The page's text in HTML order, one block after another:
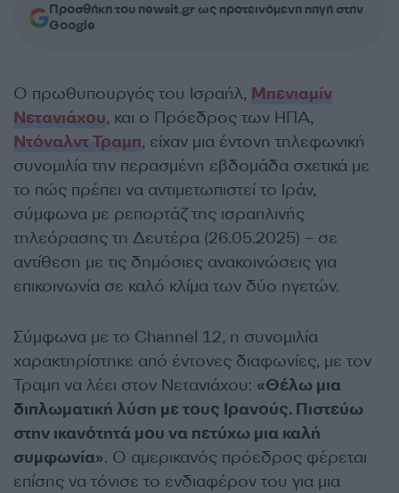
Προσθήκη του newsit.gr ως προτεινόμενη πηγή στην
Google
Ο πρωθυπουργός του Ισραήλ, Μπενιαμίν
Νετανιάχου, και ο Πρόεδρος των ΗΠΑ,
Ντόναλντ Τραμπ, είχαν μια έντονη τηλεφωνική
συνομιλία την περασμένη εβδομάδα σχετικά με
το πώς πρέπει να αντιμετωπιστεί το Ιράν,
σύμφωνα με ρεπορτάζ της ισραηλινής
τηλεόρασης τη Δευτέρα (26.05.2025) – σε
αντίθεση με τις δημόσιες ανακοινώσεις για
επικοινωνία σε καλό κλίμα των δύο ηγετών.
Σύμφωνα με το Channel 12, η συνομιλία
χαρακτηρίστηκε από έντονες διαφωνίες, με τον
Τραμπ να λέει στον Νετανιάχου: «Θέλω μια
διπλωματική λύση με τους Ιρανούς. Πιστεύω
στην ικανότητά μου να πετύχω μια καλή
συμφωνία». Ο αμερικανός πρόεδρος φέρεται
επίσης να τόνισε το ενδιαφέρον του για μια